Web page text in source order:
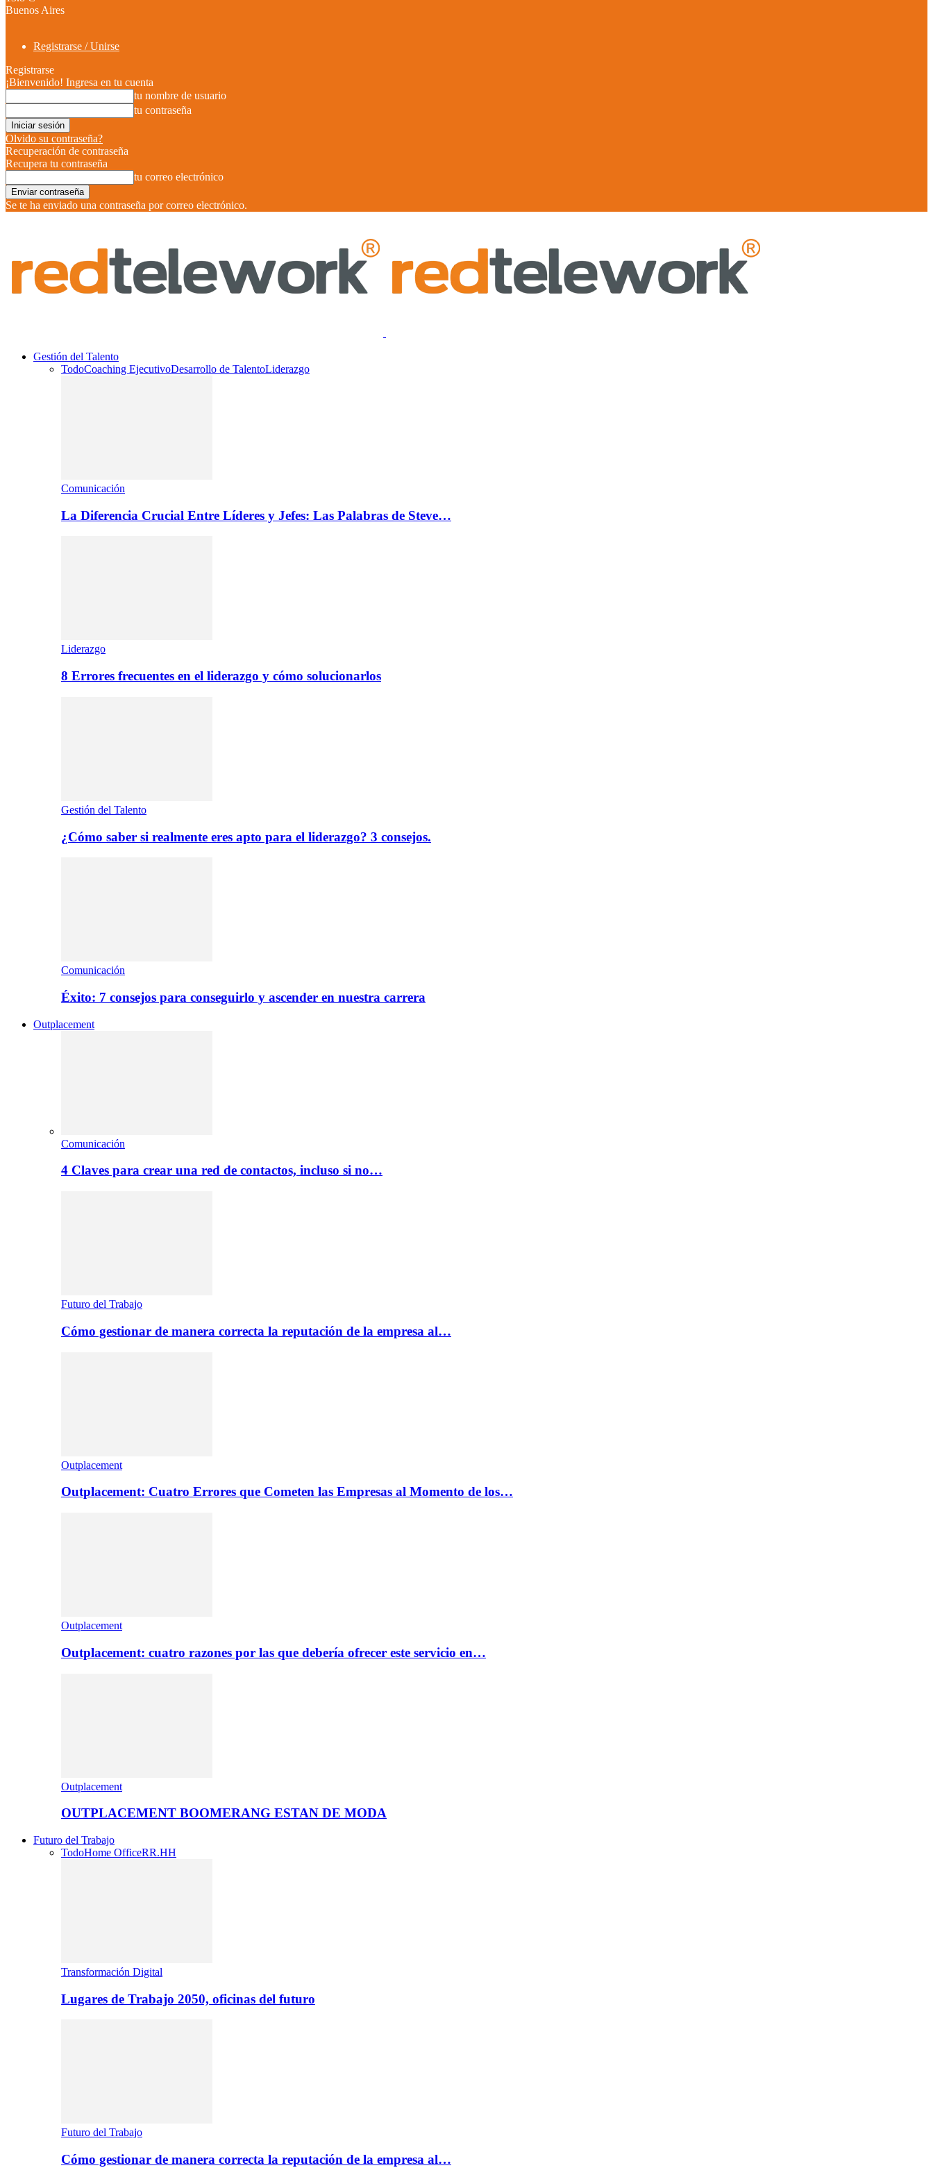
Buenos Aires
Registrarse / Unirse
Registrarse
¡Bienvenido! Ingresa en tu cuenta
tu nombre de usuario
tu contraseña
Olvido su contraseña?
Recuperación de contraseña
Recupera tu contraseña
tu correo electrónico
Se te ha enviado una contraseña por correo electrónico.
Gestión del Talento
TodoCoaching EjecutivoDesarrollo de TalentoLiderazgo
Comunicación
La Diferencia Crucial Entre Líderes y Jefes: Las Palabras de Steve…
Liderazgo
8 Errores frecuentes en el liderazgo y cómo solucionarlos
Gestión del Talento
¿Cómo saber si realmente eres apto para el liderazgo? 3 consejos.
Comunicación
Éxito: 7 consejos para conseguirlo y ascender en nuestra carrera
Outplacement
Comunicación
4 Claves para crear una red de contactos, incluso si no…
Futuro del Trabajo
Cómo gestionar de manera correcta la reputación de la empresa al…
Outplacement
Outplacement: Cuatro Errores que Cometen las Empresas al Momento de los…
Outplacement
Outplacement: cuatro razones por las que debería ofrecer este servicio en…
Outplacement
OUTPLACEMENT BOOMERANG ESTAN DE MODA
Futuro del Trabajo
TodoHome OfficeRR.HH
Transformación Digital
Lugares de Trabajo 2050, oficinas del futuro
Futuro del Trabajo
Cómo gestionar de manera correcta la reputación de la empresa al…